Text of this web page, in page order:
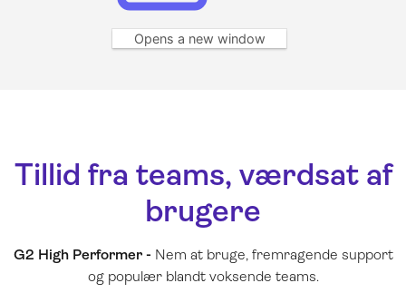
Opens a new window
Tillid fra teams, værdsat af
brugere
G2 High Performer - Nem at bruge, fremragende support
og populær blandt voksende teams.